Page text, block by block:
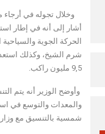
وخلال تجوله في أرجاء
أشار إلى أنه في إطار
الحركة الجوية
9,5 مليون راكب.
وأوضح الوزير أنه يتم
والمعدات والتوسع في
شمسية بالتنسيق مع